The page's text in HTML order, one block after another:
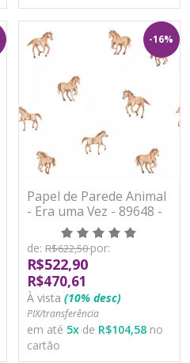
-16%
Papel de Parede Animal
- Era uma Vez - 89648 -
Vinílico
de: R$622,50por:
R$522,90
R$470,61
À vista (10% desc)
PIX/transferência
em até 5x de R$104,58 no
cartão